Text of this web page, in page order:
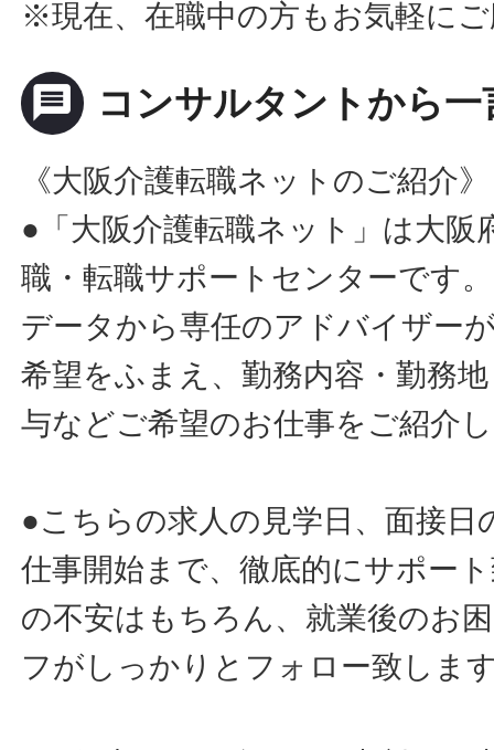
※現在、在職中の方もお気軽に
message コンサルタントから一
《大阪介護転職ネットのご紹介》
●「大阪介護転職ネット」は大阪
職・転職サポートセンターです
データから専任のアドバイザー
希望をふまえ、勤務内容・勤務
与などご希望のお仕事をご紹介
●こちらの求人の見学日、面接日
仕事開始まで、徹底的にサポー
の不安はもちろん、就業後のお
フがしっかりとフォロー致しま